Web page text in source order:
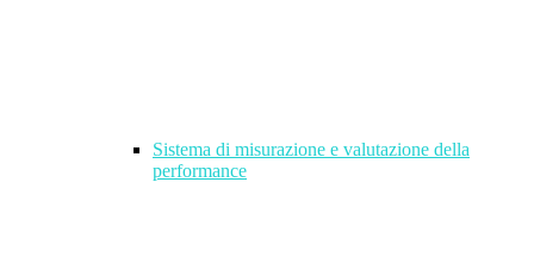
Sistema di misurazione e valutazione della
performance